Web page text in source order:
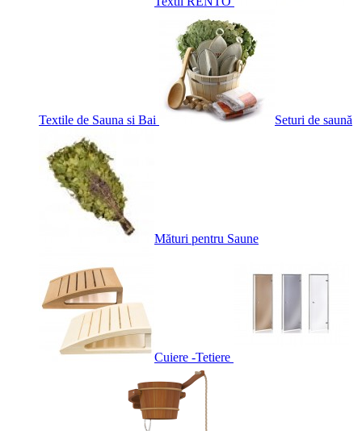
Textile de Sauna si Bai Seturi de saună
Mături pentru Saune
Cuiere -Tetiere